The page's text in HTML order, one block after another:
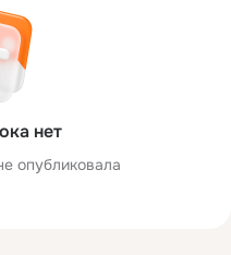
нет
опубликовала